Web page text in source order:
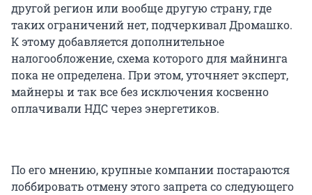
другой регион или вообще другую страну, где
таких ограничений нет, подчеркивал Дромашко.
К этому добавляется дополнительное
налогообложение, схема которого для майнинга
пока не определена. При этом, уточняет эксперт,
майнеры и так все без исключения косвенно
оплачивали НДС через энергетиков.
По его мнению, крупные компании постараются
лоббировать отмену этого запрета со следующего